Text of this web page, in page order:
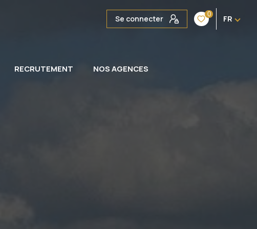
Se connecter 0 FR
RECRUTEMENT NOS AGENCES